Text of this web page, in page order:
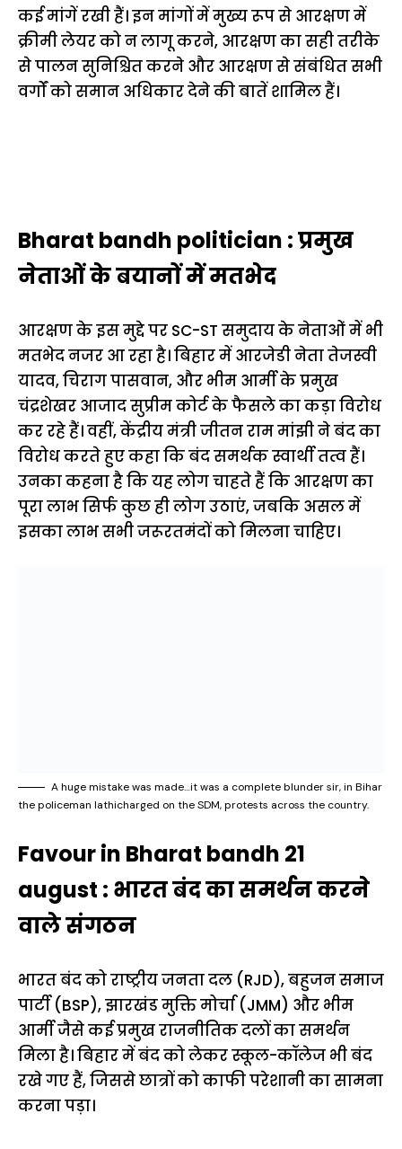
कई मांगें रखी हैं। इन मांगों में मुख्य रूप से आरक्षण में
क्रीमी लेयर को न लागू करने, आरक्षण का सही तरीके
से पालन सुनिश्चित करने और आरक्षण से संबंधित सभी
वर्गों को समान अधिकार देने की बातें शामिल हैं।
Bharat bandh politician : प्रमुख
नेताओं के बयानों में मतभेद
आरक्षण के इस मुद्दे पर SC-ST समुदाय के नेताओं में भी
मतभेद नजर आ रहा है। बिहार में आरजेडी नेता तेजस्वी
यादव, चिराग पासवान, और भीम आर्मी के प्रमुख
चंद्रशेखर आजाद सुप्रीम कोर्ट के फैसले का कड़ा विरोध
कर रहे हैं। वहीं, केंद्रीय मंत्री जीतन राम मांझी ने बंद का
विरोध करते हुए कहा कि बंद समर्थक स्वार्थी तत्व हैं।
उनका कहना है कि यह लोग चाहते हैं कि आरक्षण का
पूरा लाभ सिर्फ कुछ ही लोग उठाएं, जबकि असल में
इसका लाभ सभी जरूरतमंदों को मिलना चाहिए।
A huge mistake was made…it was a complete blunder sir, in Bihar
the policeman lathicharged on the SDM, protests across the country.
Favour in Bharat bandh 21
august : भारत बंद का समर्थन करने
वाले संगठन
भारत बंद को राष्ट्रीय जनता दल (RJD), बहुजन समाज
पार्टी (BSP), झारखंड मुक्ति मोर्चा (JMM) और भीम
आर्मी जैसे कई प्रमुख राजनीतिक दलों का समर्थन
मिला है। बिहार में बंद को लेकर स्कूल-कॉलेज भी बंद
रखे गए हैं, जिससे छात्रों को काफी परेशानी का सामना
करना पड़ा।